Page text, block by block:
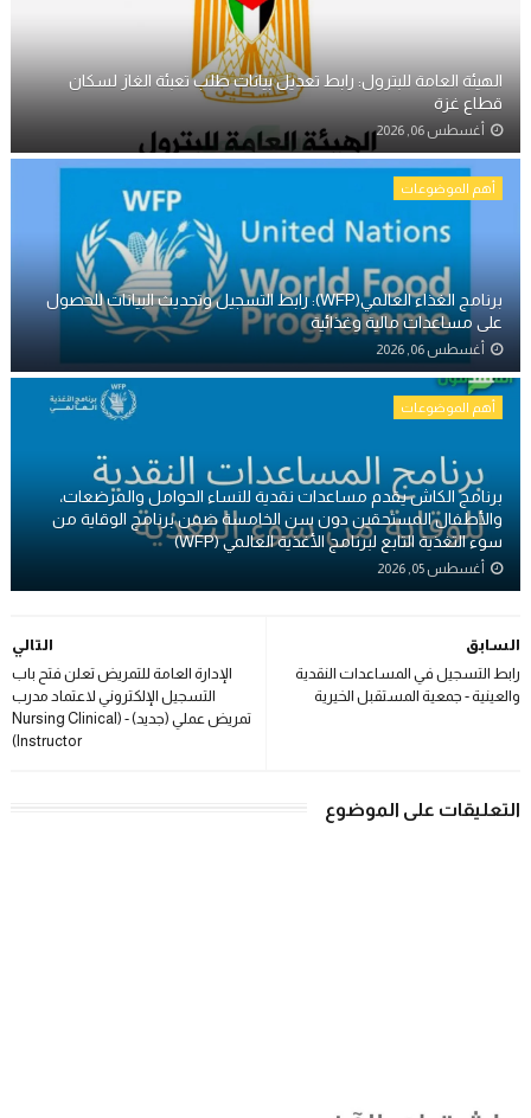
الهيئة العامة للبترول: رابط تعديل بيانات طلب تعبئة الغاز لسكان
قطاع غزة
أغسطس 06, 2026
أهم الموضوعات
برنامج الغذاء العالمي(WFP): رابط التسجيل وتحديث البيانات للحصول
على مساعدات مالية وغذائية
أغسطس 06, 2026
أهم الموضوعات
برنامج الكاش يقدم مساعدات نقدية للنساء الحوامل والمرضعات،
والأطفال المستحقين دون سن الخامسة ضمن برنامج الوقاية من
سوء التغذية التابع لبرنامج الأغذية العالمي (WFP)
أغسطس 05, 2026
التالي
الإدارة العامة للتمريض تعلن فتح باب
التسجيل الإلكتروني لاعتماد مدرب
تمريض عملي (جديد) - (Nursing Clinical
Instructor)
السابق
رابط التسجيل في المساعدات النقدية
والعينية - جمعية المستقبل الخيرية
التعليقات على الموضوع